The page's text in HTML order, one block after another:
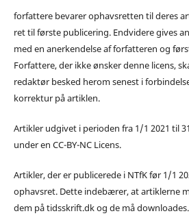
forfattere bevarer ophavsretten til deres
ret til første publicering. Endvidere gives
med en anerkendelse af forfatteren og
Forfattere, der ikke ønsker denne licens,
redaktør besked herom senest i
korrektur på artiklen.
Artikler udgivet i perioden fra 1/1 2021 til
under en CC-BY-NC Licens.
Artikler, der er publicerede i NTfK før 1/1
ophavsret. Dette indebærer, at artiklerne
dem på tidsskrift.dk og de må